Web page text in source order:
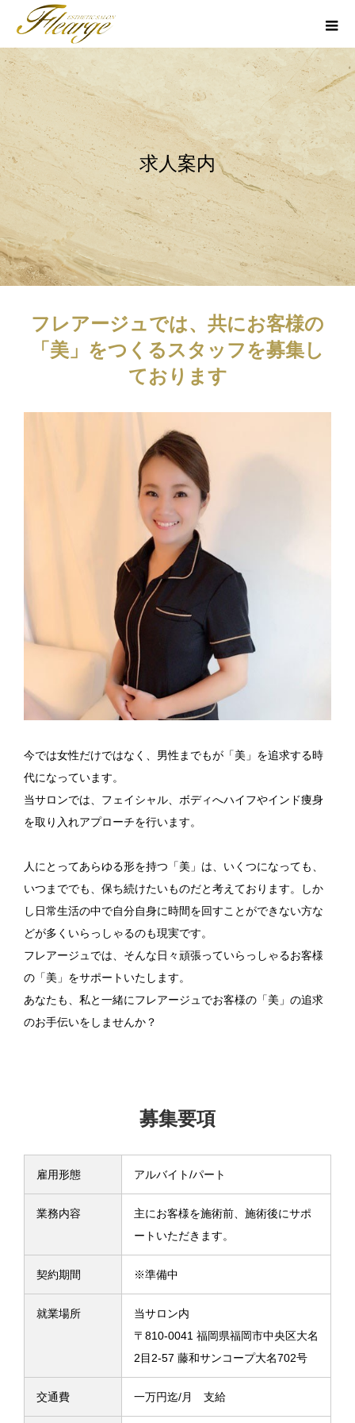
求人案内
フレアージュでは、共にお客様の
「美」をつくるスタッフを募集し
ております
今では女性だけではなく、男性までもが「美」を追求する時
代になっています。
当サロンでは、フェイシャル、ボディへハイフやインド痩身
を取り入れアプローチを行います。
人にとってあらゆる形を持つ「美」は、いくつになっても、
いつまででも、保ち続けたいものだと考えております。しか
し日常生活の中で自分自身に時間を回すことができない方な
どが多くいらっしゃるのも現実です。
フレアージュでは、そんな日々頑張っていらっしゃるお客様
の「美」をサポートいたします。
あなたも、私と一緒にフレアージュでお客様の「美」の追求
のお手伝いをしませんか？
募集要項
雇用形態 アルバイト/パート
業務内容
主にお客様を施術前、施術後にサポ
ートいただきます。
契約期間 ※準備中
就業場所
当サロン内
〒810-0041 福岡県福岡市中央区大名
2目2-57 藤和サンコープ大名702号
交通費 一万円迄/月 支給